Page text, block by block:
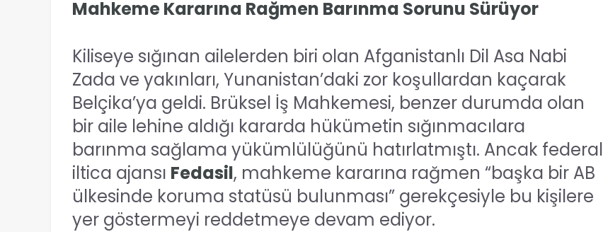
Mahkeme Kararına Rağmen Barınma Sorunu Sürüyor
Kiliseye sığınan ailelerden biri olan Afganistanlı Dil Asa Nabi
Zada ve yakınları, Yunanistan’daki zor koşullardan kaçarak
Belçika’ya geldi. Brüksel İş Mahkemesi, benzer durumda olan
bir aile lehine aldığı kararda hükümetin sığınmacılara
barınma sağlama yükümlülüğünü hatırlatmıştı. Ancak federal
iltica ajansı Fedasil, mahkeme kararına rağmen “başka bir AB
ülkesinde koruma statüsü bulunması” gerekçesiyle bu kişilere
yer göstermeyi reddetmeye devam ediyor.